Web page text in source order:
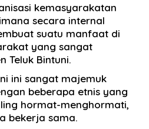
kemasyarakatan
secara internal
suatu manfaat di
yang sangat
Teluk Bintuni.
ini sangat majemuk
beberapa etnis yang
hormat-menghormati,
bekerja sama.